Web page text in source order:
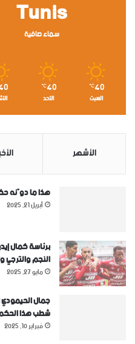
Tunis
سماء صافية
40
℃
السبت
40
℃
الأحد
الأشهر
هذا ما دوّنه
أبريل 21, 2025
برئاسة كمال
النجم
مايو 27, 2025
جمال الحيمودي
شطب هذا
فبراير 10, 2025